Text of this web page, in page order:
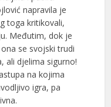
napravila je
toga kritikovali,
Međutim, dok je
se svojski trudi
ali djelima sigurno!
na kojima
igra, pa